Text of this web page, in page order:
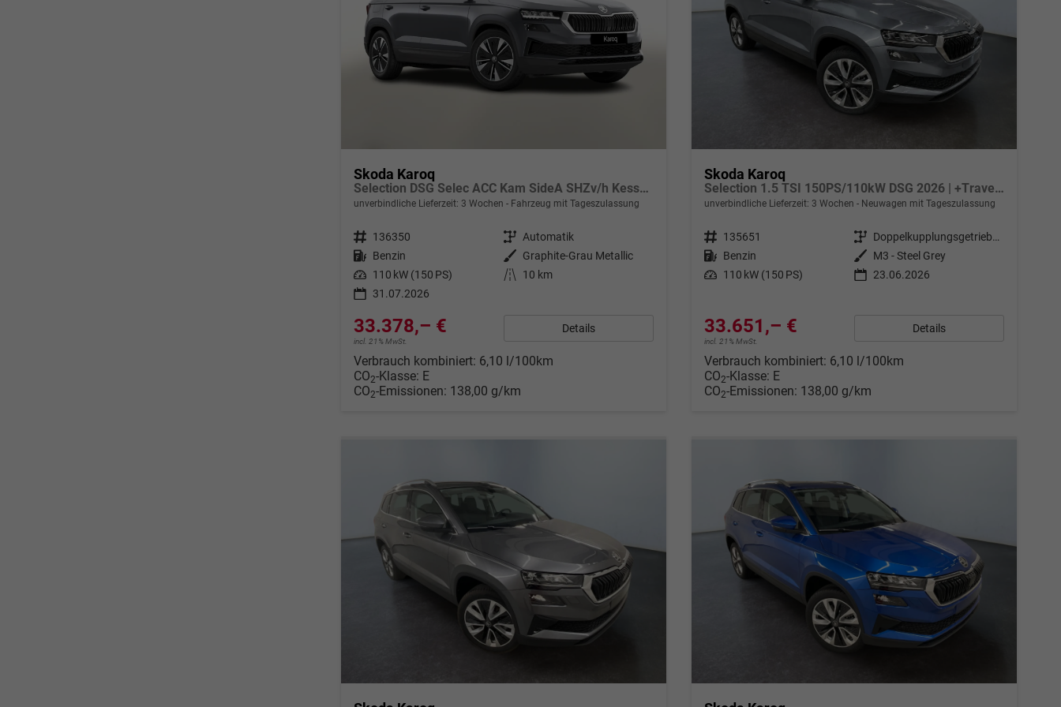
Skoda Karoq
Selection DSG Selec ACC Kam SideA SHZv/h Kessy SunS
unverbindliche Lieferzeit: 3 Wochen Fahrzeug mit Tageszulassung
Fahrzeugnr. 136350 Getriebe Automatik
Kraftstoff Benzin Außenfarbe Graphite-Grau Metallic
Leistung 110 kW (150 PS) Kilometerstand
10 km
31.07.2026
33.378,– €
incl. 21% MwSt.
Details
Verbrauch kombiniert: 6,10 l/100km
CO2-Klasse: E
CO2-Emissionen: 138,00 g/km
Skoda Karoq
Selection 1.5 TSI 150PS/110kW DSG 2026 | +TravelAssist +RFK & Parksensoren +Var. Gepäckraumboden
unverbindliche Lieferzeit: 3 Wochen Neuwagen mit Tageszulassung
Fahrzeugnr. 135651 Getriebe
Doppelkupplungsgetriebe (DSG)
Kraftstoff Benzin Außenfarbe M3 - Steel Grey
Leistung 110 kW (150 PS) 23.06.2026
33.651,– €
incl. 21% MwSt.
Details
Verbrauch kombiniert: 6,10 l/100km
CO2-Klasse: E
CO2-Emissionen: 138,00 g/km